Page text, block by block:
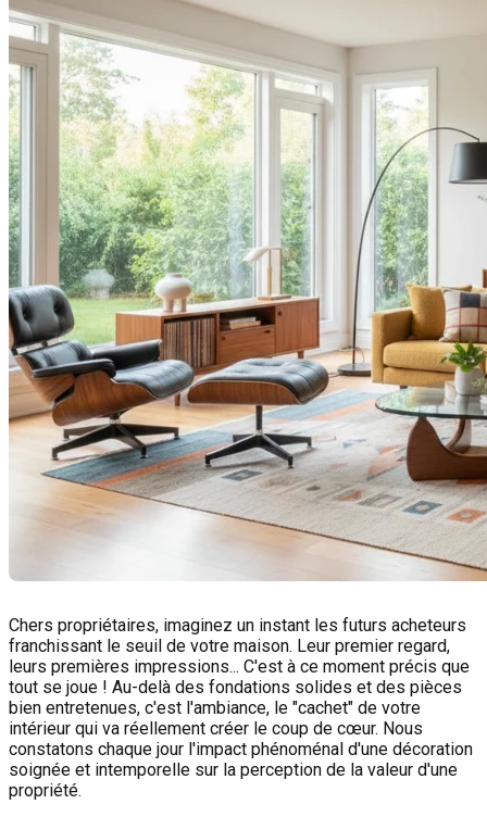
Chers propriétaires, imaginez un instant les futurs acheteurs
franchissant le seuil de votre maison. Leur premier regard,
leurs premières impressions... C'est à ce moment précis que
tout se joue ! Au-delà des fondations solides et des pièces
bien entretenues, c'est l'ambiance, le "cachet" de votre
intérieur qui va réellement créer le coup de cœur. Nous
constatons chaque jour l'impact phénoménal d'une décoration
soignée et intemporelle sur la perception de la valeur d'une
propriété.